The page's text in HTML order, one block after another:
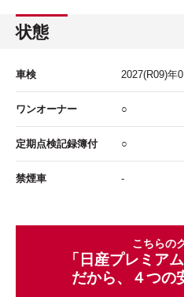
状態
車検 2027(R09)年
ワンオーナー ○
定期点検記録簿付 ○
禁煙車 -
こちらの
「日産プレミア
だから、４つの